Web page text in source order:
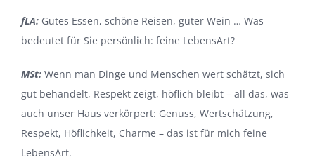
fLA: Gutes Essen, schöne Reisen, guter Wein … Was
bedeutet für Sie persönlich: feine LebensArt?
MSt: Wenn man Dinge und Menschen wert schätzt, sich
gut behandelt, Respekt zeigt, höflich bleibt – all das, was
auch unser Haus verkörpert: Genuss, Wertschätzung,
Respekt, Höflichkeit, Charme – das ist für mich feine
LebensArt.